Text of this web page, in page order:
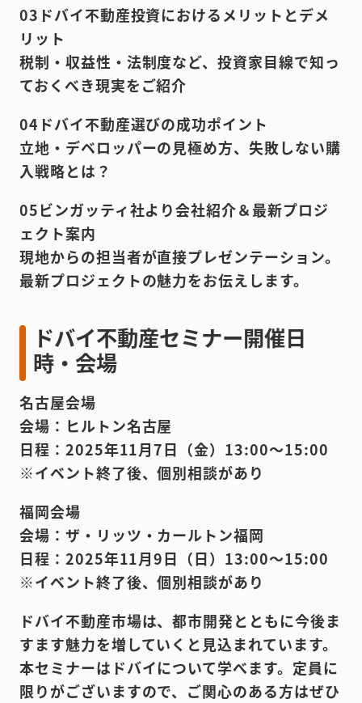
03ドバイ不動産投資におけるメリットとデメ
リット
税制・収益性・法制度など、投資家目線で知っ
ておくべき現実をご紹介
04ドバイ不動産選びの成功ポイント
立地・デベロッパーの見極め方、失敗しない購
入戦略とは？
05ビンガッティ社より会社紹介＆最新プロジ
ェクト案内
現地からの担当者が直接プレゼンテーション。
最新プロジェクトの魅力をお伝えします。
ドバイ不動産セミナー開催日
時・会場
名古屋会場
会場：ヒルトン名古屋
日程：2025年11月7日（金）13:00～15:00
※イベント終了後、個別相談があり
福岡会場
会場：ザ・リッツ・カールトン福岡
日程：2025年11月9日（日）13:00～15:00
※イベント終了後、個別相談があり
ドバイ不動産市場は、都市開発とともに今後ま
すます魅力を増していくと見込まれています。
本セミナーはドバイについて学べます。定員に
限りがございますので、ご関心のある方はぜひ